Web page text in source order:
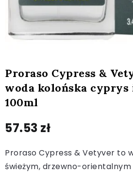
Proraso Cypress &
woda kolońska
100ml
57.53 zł
Proraso Cypress & Vetyver to
świeżym, drzewno-